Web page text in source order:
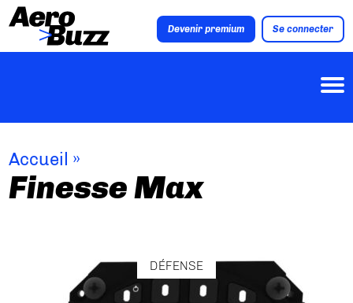
Devenir premium Se connecter
Accueil »
Finesse Max
DÉFENSE